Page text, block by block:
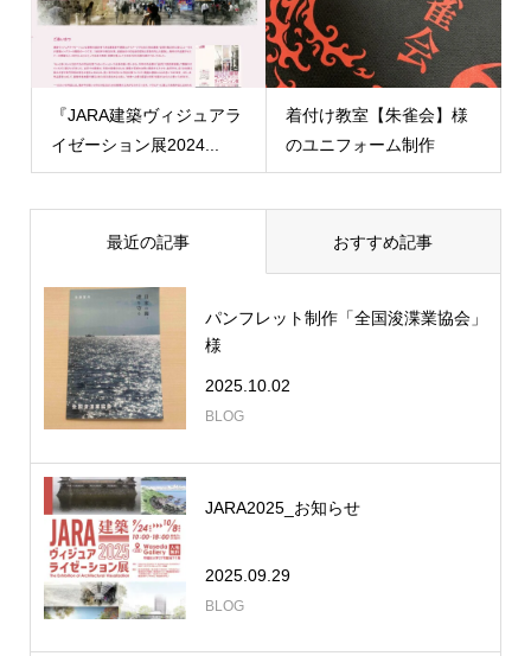
『JARA建築ヴィジュアラ
イゼーション展2024...
着付け教室【朱雀会】様
のユニフォーム制作
最近の記事 おすすめ記事
パンフレット制作「全国浚渫業協会」
様
2025.10.02
BLOG
JARA2025_お知らせ
2025.09.29
BLOG